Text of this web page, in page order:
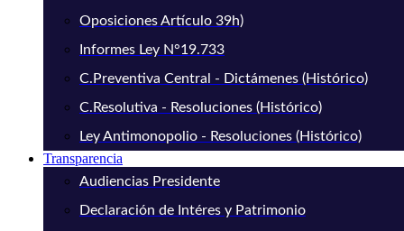
Oposiciones Artículo 39h)
Informes Ley N°19.733
C.Preventiva Central - Dictámenes (Histórico)
C.Resolutiva - Resoluciones (Histórico)
Ley Antimonopolio - Resoluciones (Histórico)
Transparencia
Audiencias Presidente
Declaración de Intéres y Patrimonio